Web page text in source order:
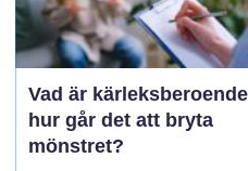
Vad är kärleksberoende
hur går det att bryta
mönstret?